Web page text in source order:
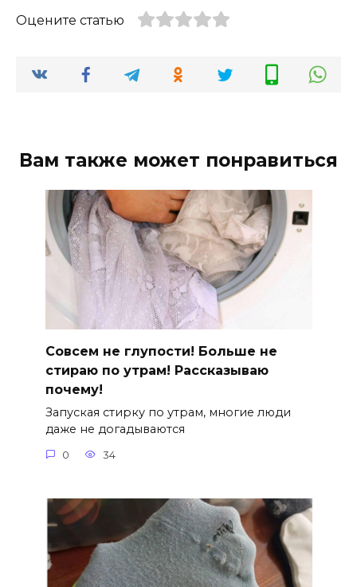
Оцените статью
Вам также может понравиться
Совсем не глупости! Больше не
стираю по утрам! Рассказываю
почему!
Запуская стирку по утрам, многие люди
даже не догадываются
0 34